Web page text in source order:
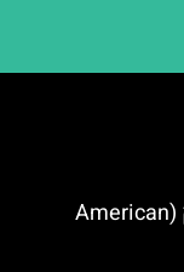
מוזיאון ההיסטוריה של הטבע בניו יורק (American